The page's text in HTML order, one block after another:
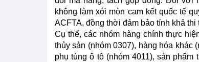
không làm xói mòn cam kết quốc tế
ACFTA, đồng thời đảm bảo tính khả
Cụ thể, các nhóm hàng chính thực
thủy sản (nhóm 0307), hàng hóa khác
phụ tùng ô tô (nhóm 4011), sản